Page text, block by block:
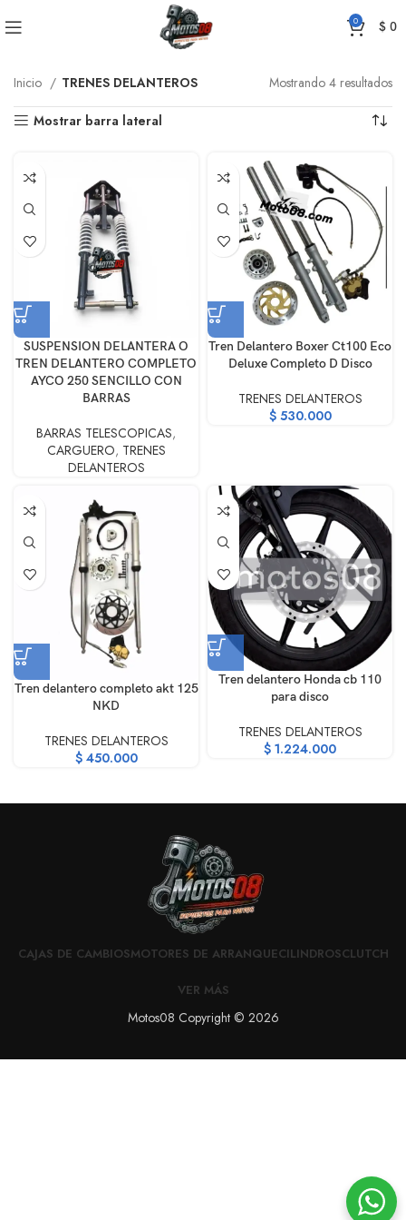
0 $0
Inicio TRENES DELANTEROS Mostrando 4 resultados
Mostrar barra lateral
SUSPENSION DELANTERA O
TREN DELANTERO COMPLETO
AYCO 250 SENCILLO CON
BARRAS
BARRAS TELESCOPICAS,
CARGUERO, TRENES
DELANTEROS
Tren Delantero Boxer Ct100 Eco
Deluxe Completo D Disco
TRENES DELANTEROS
$530.000
Tren delantero completo akt 125
NKD
TRENES DELANTEROS
$450.000
Tren delantero Honda cb 110
para disco
TRENES DELANTEROS
$ 1.224.000
CAJAS DE CAMBIOSMOTORES DE ARRANQUECILINDROSCLUTCH
VER MÁS
Motos08 Copyright © 2026